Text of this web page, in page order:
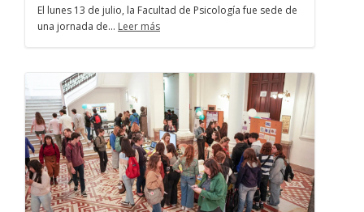
El lunes 13 de julio, la Facultad de Psicología fue sede de
una jornada de... Leer más